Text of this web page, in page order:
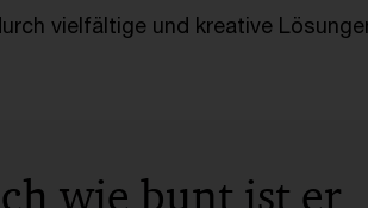
vielfältige und kreative
wie bunt ist er